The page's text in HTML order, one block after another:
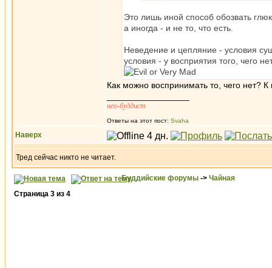
Это лишь иной способ обозвать
а иногда - и не то, что есть.
Неведение и цепляние - условия
условия - у восприятия того, чего
Как можно воспринимать то, чего нет?
нео-буддист
Ответы на этот пост: Svaha
Наверх
Тред сейчас никто не читает.
Буддийские форумы -> Чайная
Страница 3 из 4